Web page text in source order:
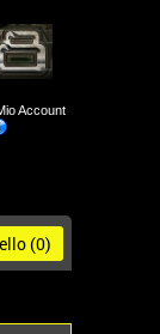
Account
(0)